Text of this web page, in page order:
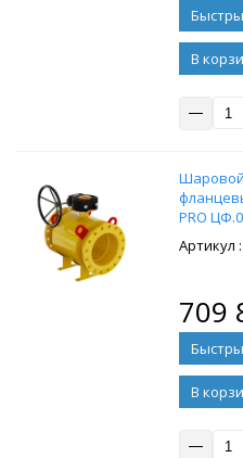
В
PRO
709
В